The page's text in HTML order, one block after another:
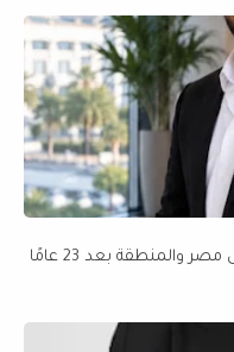
محمد الشباسي ينقل خبراته العالمية إلى مصر والمنطقة بعد 23 عامًا